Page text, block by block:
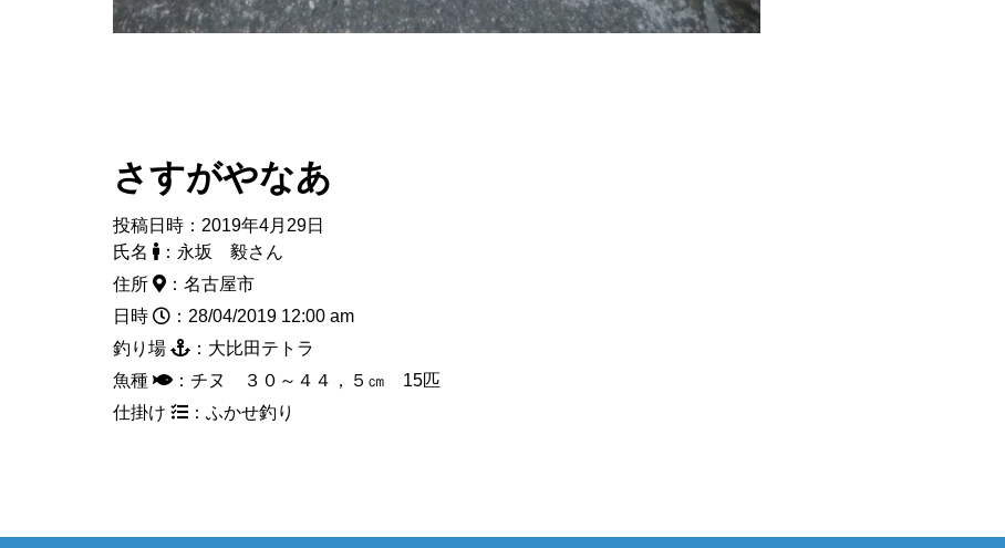
さすがやなあ
投稿日時：2019年4月29日
氏名
：永坂 毅さん
住所
：名古屋市
日時
：28/04/2019 12:00 am
釣り場
：大比田テトラ
魚種
：チヌ ３０～４４，５㎝ 15匹
仕掛け
：ふかせ釣り